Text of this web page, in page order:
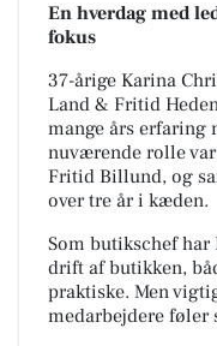
En hverdag med
fokus
37-årige Karina
Land & Fritid
mange års erfaring
nuværende rolle
Fritid Billund, og
over tre år i kæden.
Som butikschef
drift af butikken,
praktiske. Men
medarbejdere føler